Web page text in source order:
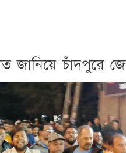
জানিয়ে চাঁদপুরে